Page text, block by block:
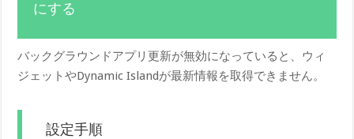
にする
バックグラウンドアプリ更新が無効になっていると、ウィ
ジェットやDynamic Islandが最新情報を取得できません。
設定手順